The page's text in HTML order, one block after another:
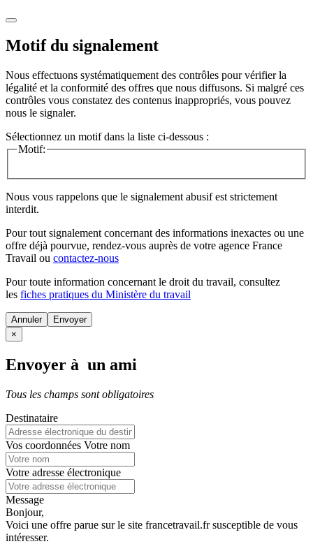
Motif du signalement
Nous effectuons systématiquement des contrôles pour vérifier la
légalité et la conformité des offres que nous diffusons. Si malgré ces
contrôles vous constatez des contenus inappropriés, vous pouvez
nous le signaler.
Sélectionnez un motif dans la liste ci-dessous :
Motif:
Nous vous rappelons que le signalement abusif est strictement
interdit.
Pour tout signalement concernant des informations inexactes ou une
offre déjà pourvue, rendez-vous auprès de votre agence France
Travail ou contactez-nous
Pour toute information concernant le droit du travail, consultez
les fiches pratiques du Ministère du travail
Annuler
×
Envoyer à un ami
Tous les champs sont obligatoires
Destinataire
Vos coordonnées Votre nom
Votre adresse électronique
Message
Bonjour,
Voici une offre parue sur le site francetravail.fr susceptible de vous
intéresser.